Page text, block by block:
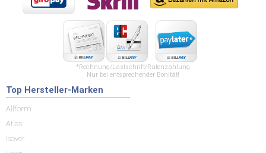
*Rechnung/Lastschrift/Ratenzahlung
Nur bei entsprechender Bonität!
Top Hersteller-Marken
Allform
Atlas
Isover